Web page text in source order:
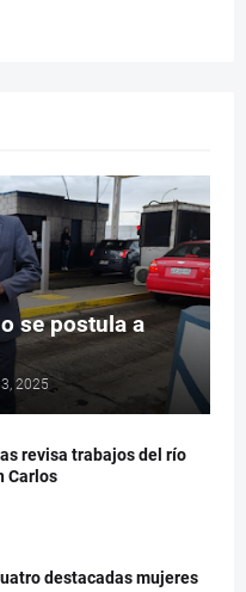
se postula a
2025
revisa trabajos del río
Carlos
destacadas mujeres